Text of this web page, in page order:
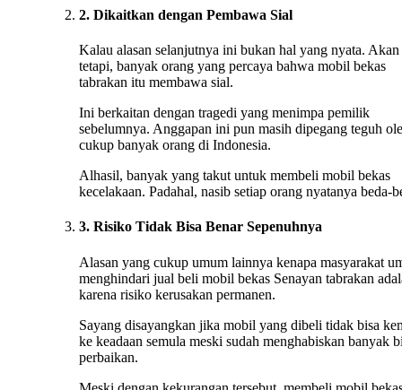
2. Dikaitkan dengan Pembawa Sial
Kalau alasan selanjutnya ini bukan hal yang nyata. Akan
tetapi, banyak orang yang percaya bahwa mobil bekas
tabrakan itu membawa sial.
Ini berkaitan dengan tragedi yang menimpa pemilik
sebelumnya. Anggapan ini pun masih dipegang teguh
cukup banyak orang di Indonesia.
Alhasil, banyak yang takut untuk membeli mobil bekas
kecelakaan. Padahal, nasib setiap orang nyatanya beda-
3. Risiko Tidak Bisa Benar Sepenuhnya
Alasan yang cukup umum lainnya kenapa masyarakat
menghindari jual beli mobil bekas Senayan tabrakan
karena risiko kerusakan permanen.
Sayang disayangkan jika mobil yang dibeli tidak bisa
ke keadaan semula meski sudah menghabiskan banyak
perbaikan.